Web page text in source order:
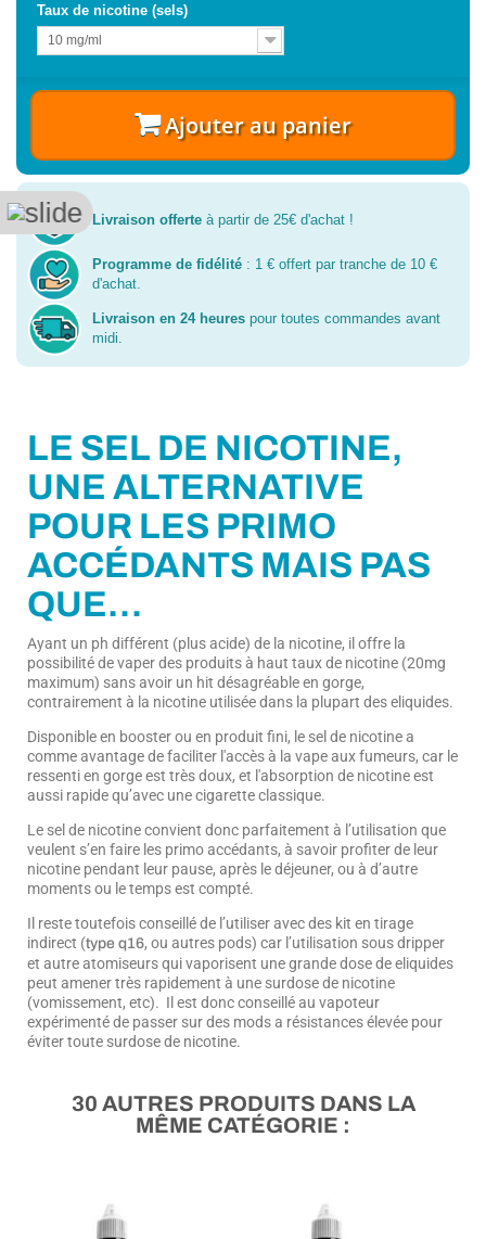
Taux de nicotine (sels)
10 mg/ml
Ajouter au panier
Livraison offerte à partir de 25€ d'achat !
Programme de fidélité : 1 € offert par tranche de 10 €
d'achat.
Livraison en 24 heures pour toutes commandes avant
midi.
LE SEL DE NICOTINE,
UNE ALTERNATIVE
POUR LES PRIMO
ACCÉDANTS MAIS PAS
QUE…
Ayant un ph différent (plus acide) de la nicotine, il offre la
possibilité de vaper des produits à haut taux de nicotine (20mg
maximum) sans avoir un hit désagréable en gorge,
contrairement à la nicotine utilisée dans la plupart des eliquides.
Disponible en booster ou en produit fini, le sel de nicotine a
comme avantage de faciliter l'accès à la vape aux fumeurs, car le
ressenti en gorge est très doux, et l'absorption de nicotine est
aussi rapide qu’avec une cigarette classique.
Le sel de nicotine convient donc parfaitement à l’utilisation que
veulent s’en faire les primo accédants, à savoir profiter de leur
nicotine pendant leur pause, après le déjeuner, ou à d’autre
moments ou le temps est compté.
Il reste toutefois conseillé de l’utiliser avec des kit en tirage
indirect (type q16, ou autres pods) car l’utilisation sous dripper
et autre atomiseurs qui vaporisent une grande dose de eliquides
peut amener très rapidement à une surdose de nicotine
(vomissement, etc). Il est donc conseillé au vapoteur
expérimenté de passer sur des mods a résistances élevée pour
éviter toute surdose de nicotine.
30 AUTRES PRODUITS DANS LA
MÊME CATÉGORIE :